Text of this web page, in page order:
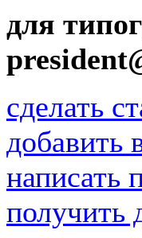
для
сделать
добавить
написать
получить